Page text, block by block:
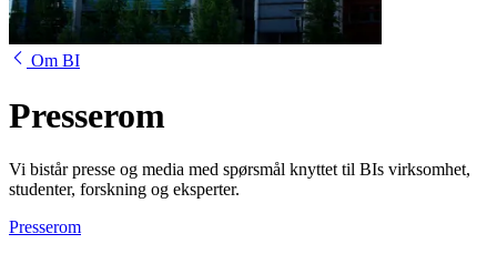
Om BI
Presserom
Vi bistår presse og media med spørsmål knyttet til BIs virksomhet,
studenter, forskning og eksperter.
Presserom